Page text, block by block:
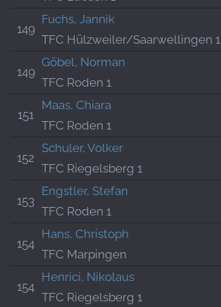
149
Fuchs, Jannik
TFC Hülzweiler/Saarwellingen 1
149
Göbel, Norman
TFC Roden 1
151
Maas, Chiara
TFC Roden 1
152
Schuler, Volker
TFC Riegelsberg 1
153
Engstler, Stefan
TFC Roden 1
154
Hans, Christoph
TFC Marpingen
154
Henrici, Nikolaus
TFC Riegelsberg 1